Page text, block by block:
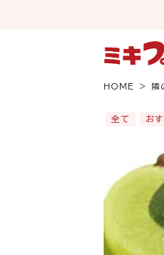
HOME 隣
全て お